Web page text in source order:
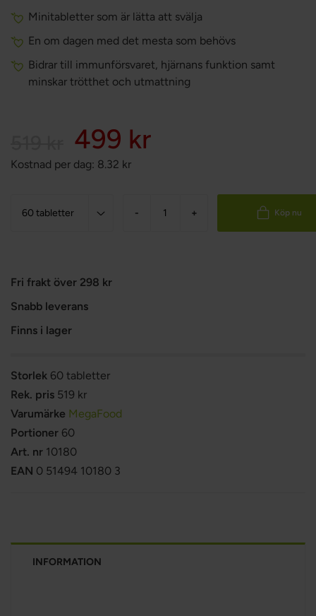
Minitabletter som är lätta att svälja
En om dagen med det mesta som behövs
Bidrar till immunförsvaret, hjärnans funktion samt
minskar trötthet och utmattning
499 kr
Kostnad per dag: 8.32 kr
- + Köp nu
Fri frakt över 298 kr
Snabb leverans
Finns i lager
Storlek 60 tabletter
Rek. pris 519 kr
Varumärke MegaFood
Portioner 60
Art. nr 10180
EAN 0 51494 10180 3
INFORMATION